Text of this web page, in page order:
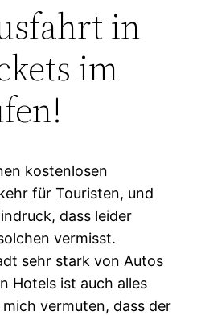
in
im
kostenlosen
für Touristen, und
dass leider
vermisst.
sehr stark von Autos
Hotels ist auch alles
vermuten, dass der